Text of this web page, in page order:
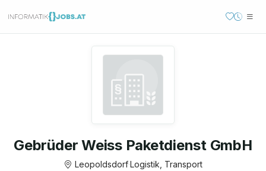
Gebrüder Weiss Paketdienst GmbH
Leopoldsdorf·Logistik, Transport